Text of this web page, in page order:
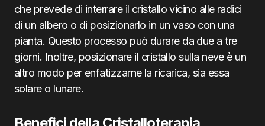
che prevede di interrare il cristallo vicino alle radici
di un albero o di posizionarlo in un vaso con una
pianta. Questo processo può durare da due a tre
giorni. Inoltre, posizionare il cristallo sulla neve è un
altro modo per enfatizzarne la ricarica, sia essa
solare o lunare.